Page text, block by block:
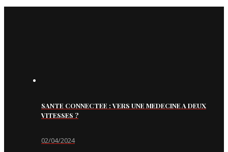
SANTE CONNECTEE : VERS UNE MEDECINE A DEUX
VITESSES ?
02/04/2024